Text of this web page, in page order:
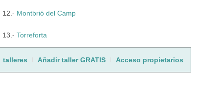
12.- Montbrió del Camp
13.- Torreforta
talleres Añadir taller GRATIS Acceso propietarios